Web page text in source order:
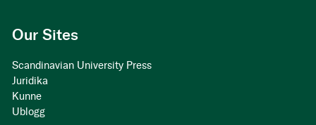
Our Sites
Scandinavian University Press
Juridika
Kunne
Ublogg